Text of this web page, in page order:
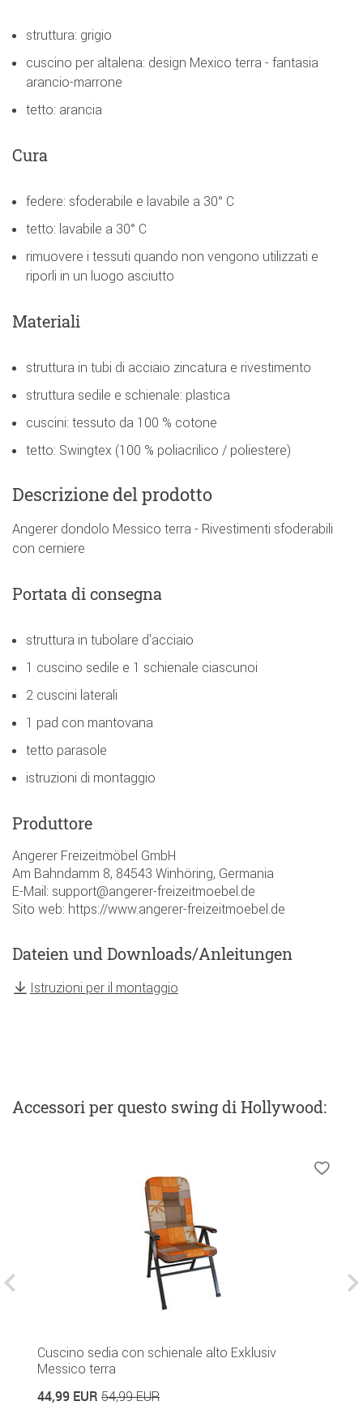
struttura: grigio
cuscino per altalena: design Mexico terra - fantasia
arancio-marrone
tetto: arancia
Cura
federe: sfoderabile e lavabile a 30° C
tetto: lavabile a 30° C
rimuovere i tessuti quando non vengono utilizzati e
riporli in un luogo asciutto
Materiali
struttura in tubi di acciaio zincatura e rivestimento
struttura sedile e schienale: plastica
cuscini: tessuto da 100 % cotone
tetto: Swingtex (100 % poliacrilico / poliestere)
Descrizione del prodotto
Angerer dondolo Messico terra - Rivestimenti sfoderabili
con cerniere
Portata di consegna
struttura in tubolare d'acciaio
1 cuscino sedile e 1 schienale ciascunoi
2 cuscini laterali
1 pad con mantovana
tetto parasole
istruzioni di montaggio
Produttore
Angerer Freizeitmöbel GmbH
Am Bahndamm 8, 84543 Winhöring, Germania
E-Mail: support@angerer-freizeitmoebel.de
Sito web: https://www.angerer-freizeitmoebel.de
Dateien und Downloads/Anleitungen
Istruzioni per il montaggio
Accessoriper questo swing di Hollywood:
Cuscino sedia con schienale alto Exklusiv
Messico terra
44,99 EUR 54,99 EUR